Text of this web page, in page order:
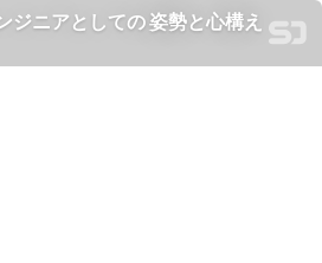
ジニアとしての 姿勢と心構え